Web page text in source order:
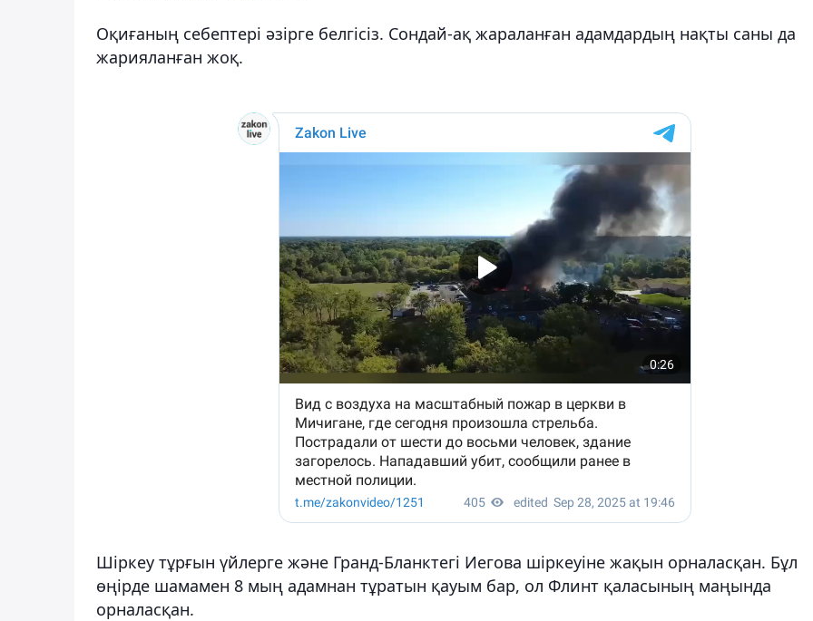
Оқиғаның себептері әзірге белгісіз. Сондай-ақ жараланған адамдардың нақты саны да
жарияланған жоқ.
Шіркеу тұрғын үйлерге және Гранд-Бланктегі Иегова шіркеуіне жақын орналасқан. Бұл
өңірде шамамен 8 мың адамнан тұратын қауым бар, ол Флинт қаласының маңында
орналасқан.